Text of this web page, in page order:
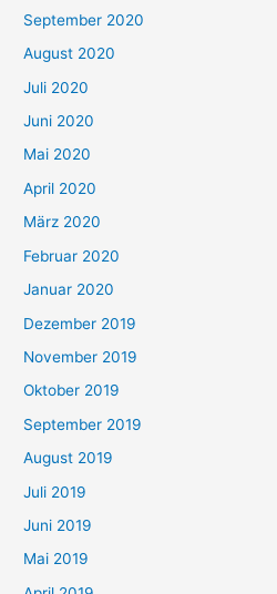
September 2020
August 2020
Juli 2020
Juni 2020
Mai 2020
April 2020
März 2020
Februar 2020
Januar 2020
Dezember 2019
November 2019
Oktober 2019
September 2019
August 2019
Juli 2019
Juni 2019
Mai 2019